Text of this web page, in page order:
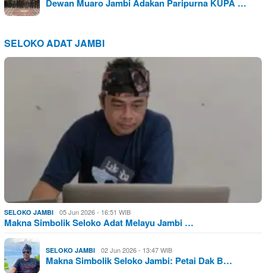
Dewan Muaro Jambi Adakan Paripurna KUPA …
SELOKO ADAT JAMBI
SELOKO JAMBI 05 Jun 2026 - 16:51 WIB
Makna Simbolik Seloko Adat Melayu Jambi …
SELOKO JAMBI 02 Jun 2026 - 13:47 WIB
Makna Simbolik Seloko Jambi: Petai Dak B…